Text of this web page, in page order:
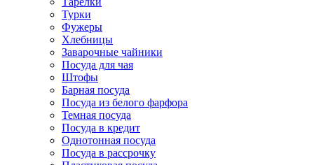
Турки
Фужеры
Хлебницы
Заварочные чайники
Посуда для чая
Штофы
Барная посуда
Посуда из белого фарфора
Темная посуда
Посуда в кредит
Однотонная посуда
Посуда в рассрочку